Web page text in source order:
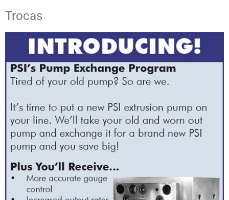
Trocas